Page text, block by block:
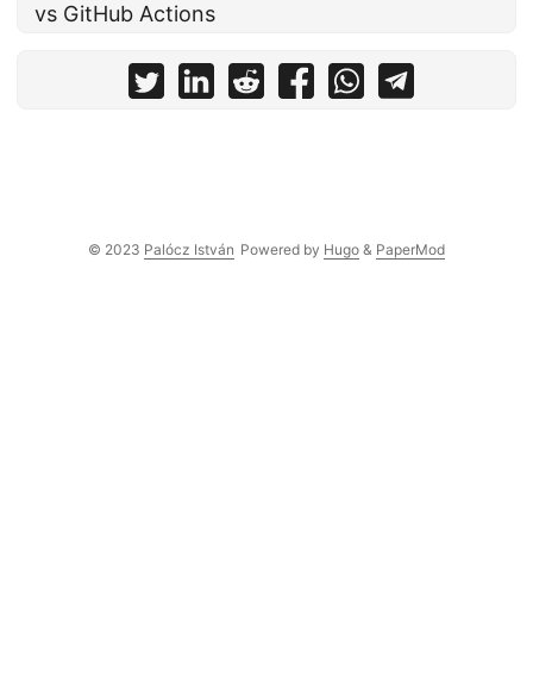
vs GitHub Actions
© 2023 Palócz István Powered by Hugo & PaperMod